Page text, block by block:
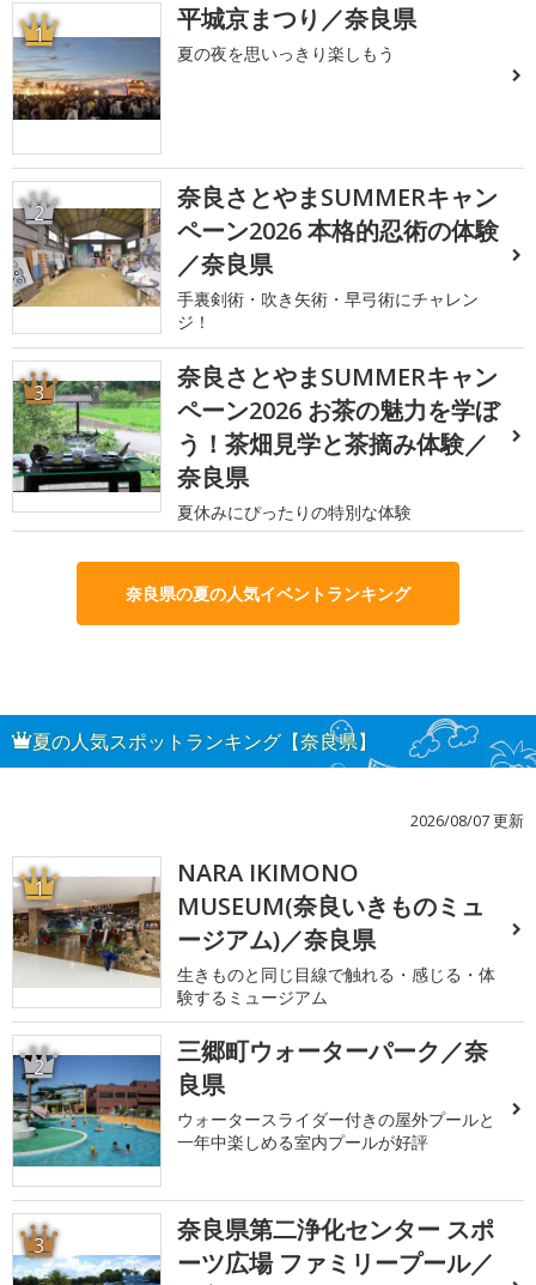
1 平城京まつり／奈良県
夏の夜を思いっきり楽しもう
2
奈良さとやまSUMMERキャン
ペーン2026 本格的忍術の体験
／奈良県
手裏剣術・吹き矢術・早弓術にチャレン
ジ！
3
奈良さとやまSUMMERキャン
ペーン2026 お茶の魅力を学ぼ
う！茶畑見学と茶摘み体験／
奈良県
夏休みにぴったりの特別な体験
奈良県の夏の人気イベントランキング
夏の人気スポットランキング【奈良県】
2026/08/07 更新
1
NARA IKIMONO
MUSEUM(奈良いきものミュ
ージアム)／奈良県
生きものと同じ目線で触れる・感じる・体
験するミュージアム
2
三郷町ウォーターパーク／奈
良県
ウォータースライダー付きの屋外プールと
一年中楽しめる室内プールが好評
3
奈良県第二浄化センター スポ
ーツ広場 ファミリープール／